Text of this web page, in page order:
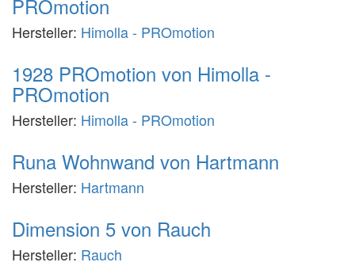
PROmotion
Hersteller: Himolla - PROmotion
1928 PROmotion von Himolla -
PROmotion
Hersteller: Himolla - PROmotion
Runa Wohnwand von Hartmann
Hersteller: Hartmann
Dimension 5 von Rauch
Hersteller: Rauch